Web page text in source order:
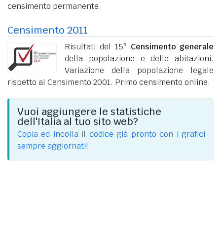
censimento permanente.
Censimento 2011
Risultati del 15° Censimento generale
della popolazione e delle abitazioni.
Variazione della popolazione legale
rispetto al Censimento 2001. Primo censimento online.
Vuoi aggiungere le statistiche
dell'Italia al tuo sito web?
Copia ed incolla il codice già pronto con i grafici
sempre aggiornati!